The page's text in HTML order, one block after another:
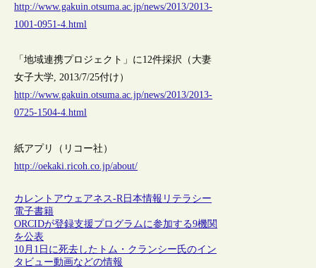
http://www.gakuin.otsuma.ac.jp/news/2013/2013-
1001-0951-4.html
「地域連携プロジェクト」に12件採択（大妻
女子大学, 2013/7/25付け）
http://www.gakuin.otsuma.ac.jp/news/2013/2013-
0725-1504-4.html
紙アプリ（リコー社）
http://oekaki.ricoh.co.jp/about/
カレントアウェアネス-R 日本情報リテラシー
電子書籍
ORCIDが登録支援プログラムに参加する9機関
を公表
10月1日に死去したトム・クランシー氏のイン
タビュー動画などの情報